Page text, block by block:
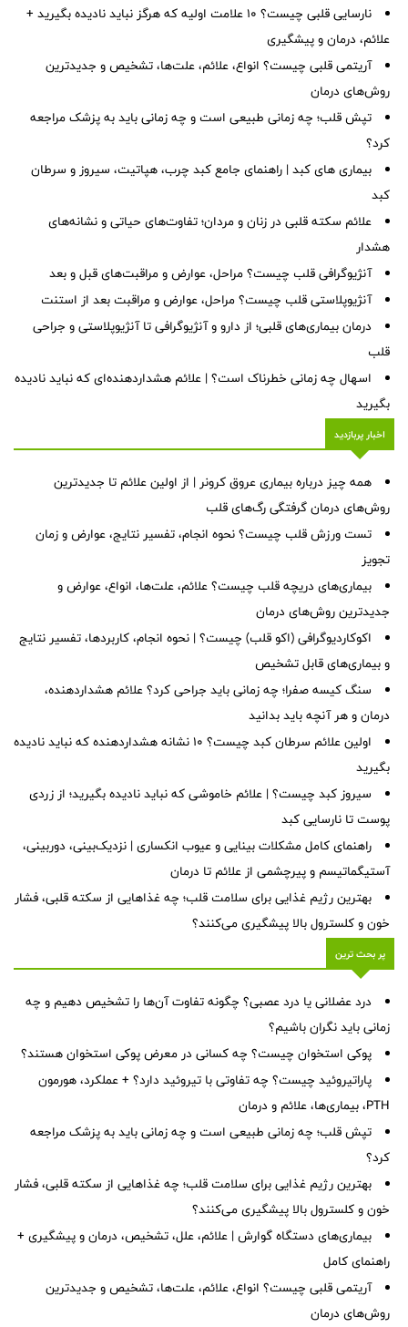
نارسایی قلبی چیست؟ ۱۰ علامت اولیه که هرگز نباید نادیده بگیرید +
علائم، درمان و پیشگیری
آریتمی قلبی چیست؟ انواع، علائم، علت‌ها، تشخیص و جدیدترین
روش‌های درمان
تپش قلب؛ چه زمانی طبیعی است و چه زمانی باید به پزشک مراجعه
کرد؟
بیماری های کبد | راهنمای جامع کبد چرب، هپاتیت، سیروز و سرطان
کبد
علائم سکته قلبی در زنان و مردان؛ تفاوت‌های حیاتی و نشانه‌های
هشدار
آنژیوگرافی قلب چیست؟ مراحل، عوارض و مراقبت‌های قبل و بعد
آنژیوپلاستی قلب چیست؟ مراحل، عوارض و مراقبت بعد از استنت
درمان بیماری‌های قلبی؛ از دارو و آنژیوگرافی تا آنژیوپلاستی و جراحی
قلب
اسهال چه زمانی خطرناک است؟ | علائم هشداردهنده‌ای که نباید نادیده
بگیرید
اخبار پربازدید
همه چیز درباره بیماری عروق کرونر | از اولین علائم تا جدیدترین
روش‌های درمان گرفتگی رگ‌های قلب
تست ورزش قلب چیست؟ نحوه انجام، تفسیر نتایج، عوارض و زمان
تجویز
بیماری‌های دریچه قلب چیست؟ علائم، علت‌ها، انواع، عوارض و
جدیدترین روش‌های درمان
اکوکاردیوگرافی (اکو قلب) چیست؟ | نحوه انجام، کاربردها، تفسیر نتایج
و بیماری‌های قابل تشخیص
سنگ کیسه صفرا؛ چه زمانی باید جراحی کرد؟ علائم هشداردهنده،
درمان و هر آنچه باید بدانید
اولین علائم سرطان کبد چیست؟ ۱۰ نشانه هشداردهنده که نباید نادیده
بگیرید
سیروز کبد چیست؟ | علائم خاموشی که نباید نادیده بگیرید؛ از زردی
پوست تا نارسایی کبد
راهنمای کامل مشکلات بینایی و عیوب انکساری | نزدیک‌بینی، دوربینی،
آستیگماتیسم و پیرچشمی از علائم تا درمان
بهترین رژیم غذایی برای سلامت قلب؛ چه غذاهایی از سکته قلبی، فشار
خون و کلسترول بالا پیشگیری می‌کنند؟
پر بحث ترین
درد عضلانی یا درد عصبی؟ چگونه تفاوت آن‌ها را تشخیص دهیم و چه
زمانی باید نگران باشیم؟
پوکی استخوان چیست؟ چه کسانی در معرض پوکی استخوان هستند؟
پاراتیروئید چیست؟ چه تفاوتی با تیروئید دارد؟ + عملکرد، هورمون
PTH، بیماری‌ها، علائم و درمان
تپش قلب؛ چه زمانی طبیعی است و چه زمانی باید به پزشک مراجعه
کرد؟
بهترین رژیم غذایی برای سلامت قلب؛ چه غذاهایی از سکته قلبی، فشار
خون و کلسترول بالا پیشگیری می‌کنند؟
بیماری‌های دستگاه گوارش | علائم، علل، تشخیص، درمان و پیشگیری +
راهنمای کامل
آریتمی قلبی چیست؟ انواع، علائم، علت‌ها، تشخیص و جدیدترین
روش‌های درمان